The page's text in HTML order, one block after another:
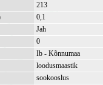
213
0,1
Jah
0
Ib - Kõnnumaa
loodusmaastik
sookooslus